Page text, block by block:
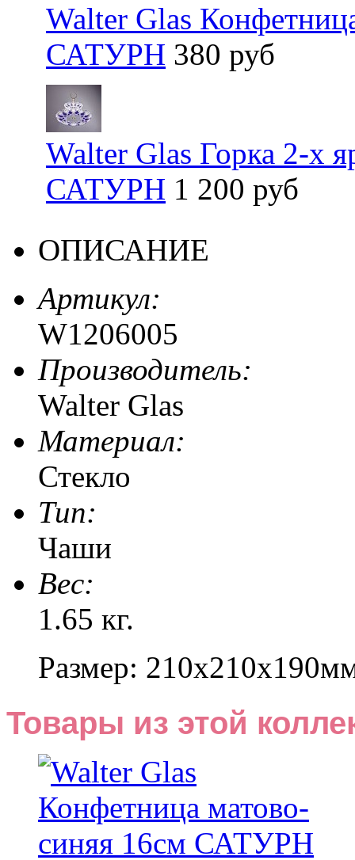
Walter Glas
САТУРН 380 руб
Walter Glas Горка 2-х
САТУРН 1 200 руб
ОПИСАНИЕ
Артикул:
W1206005
Производитель:
Walter Glas
Материал:
Стекло
Тип:
Чаши
Веc:
1.65 кг.
Размер:
Товары из этой